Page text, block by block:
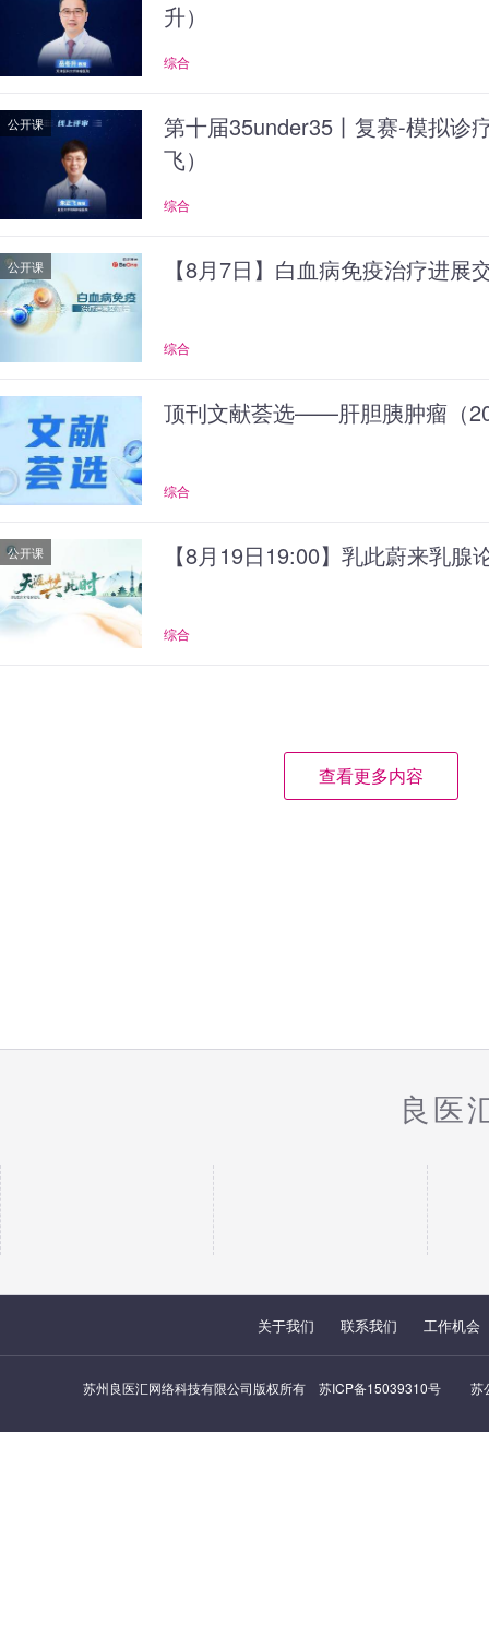
升）
综合
第十届35under35丨复赛-模拟诊
飞）
综合
公开课
【8月7日】白血病免疫治疗进展
综合
公开课
顶刊文献荟选——肝胆胰肿瘤（
综合
【8月19日19:00】乳此蔚来乳
综合
公开课
查看更多内容
良医
关于我们 联系我们 工作机会
苏州良医汇网络科技有限公司版权所有 苏ICP备15039310号 苏